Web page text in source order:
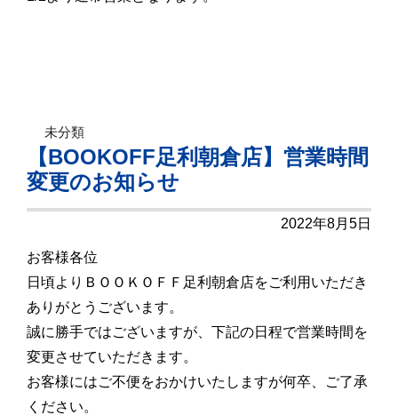
未分類
【BOOKOFF足利朝倉店】営業時間
変更のお知らせ
2022年8月5日
お客様各位
日頃よりＢＯＯＫＯＦＦ足利朝倉店をご利用いただき
ありがとうございます。
誠に勝手ではございますが、下記の日程で営業時間を
変更させていただきます。
お客様にはご不便をおかけいたしますが何卒、ご了承
ください。